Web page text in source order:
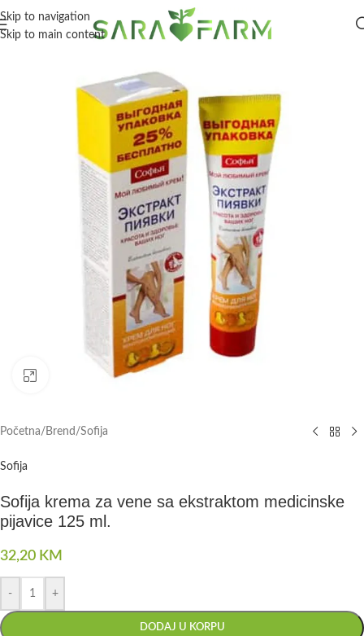
Skip to navigation
Skip to main content
Click to enlarge
Početna/ Brend /Sofija
Sofija
Sofija krema za vene sa ekstraktom medicinske
pijavice 125 ml.
32,20 KM
- +
DODAJ U KORPU